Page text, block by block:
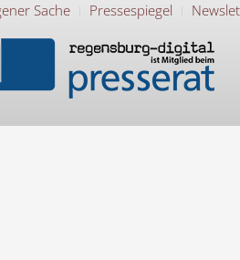
Sache
Pressespiegel